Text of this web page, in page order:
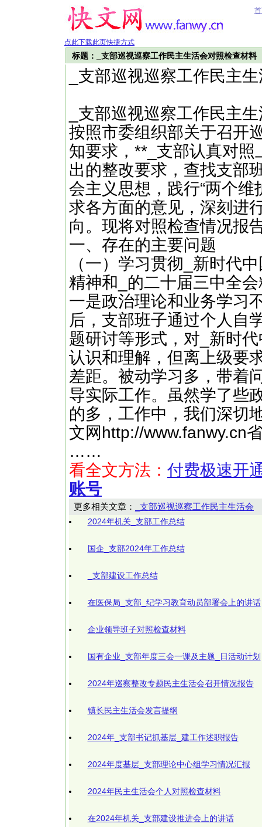
点此下载此页快捷方式
标题：_支部巡视巡察工作民主生活会对照检查材料
_支部巡视巡察工作民主
_支部巡视巡察工作民主
按照市委组织部关于召开
知要求，**_支部认真对
出的整改要求，查找支部
会主义思想，践行“两个
求各方面的意见，深刻进
向。现将对照检查情况报
一、存在的主要问题
（一）学习贯彻_新时代
精神和_的二十届三中全
一是政治理论和业务学习
后，支部班子通过个人自
题研讨等形式，对_新时
认识和理解，但离上级要
差距。被动学习多，带着
导实际工作。虽然学了些
的多，工作中，我们深
文网http://www.fanwy.cn
……
看全文方法： 付费极速开
账号
更多相关文章： _支部巡视巡察工作民主生活会
2024年机关_支部工作总结
国企_支部2024年工作总结
_支部建设工作总结
在医保局_支部_纪学习教育动员部署会上的讲话
企业领导班子对照检查材料
国有企业_支部年度三会一课及主题_日活动计划
2024年巡察整改专题民主生活会召开情况报告
镇长民主生活会发言提纲
2024年_支部书记抓基层_建工作述职报告
2024年度基层_支部理论中心组学习情况汇报
2024年民主生活会个人对照检查材料
在2024年机关_支部建设推进会上的讲话